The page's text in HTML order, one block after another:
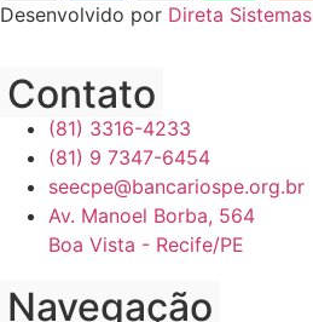
Desenvolvido por Direta Sistemas
Contato
(81) 3316-4233
(81) 9 7347-6454
seecpe@bancariospe.org.br
Av. Manoel Borba, 564
Boa Vista - Recife/PE
Navegação